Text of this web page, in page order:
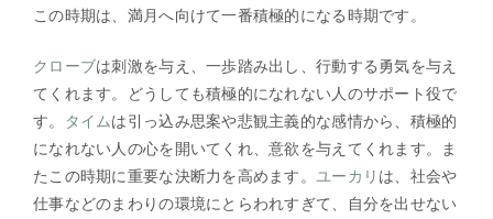
この時期は、満月へ向けて一番積極的になる時期です。
クローブは刺激を与え、一歩踏み出し、行動する勇気を与え
てくれます。どうしても積極的になれない人のサポート役で
す。
タイムは引っ込み思案や悲観主義的な感情から、積極的
になれない人の心を開いてくれ、意欲を与えてくれます。ま
たこの時期に重要な決断力を高めます。 ユーカリ は、社会や
仕事などのまわりの環境にとらわれすぎて、自分を出せない